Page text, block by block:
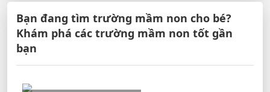
Bạn đang tìm trường mầm non cho bé?
Khám phá các trường mầm non tốt gần
bạn